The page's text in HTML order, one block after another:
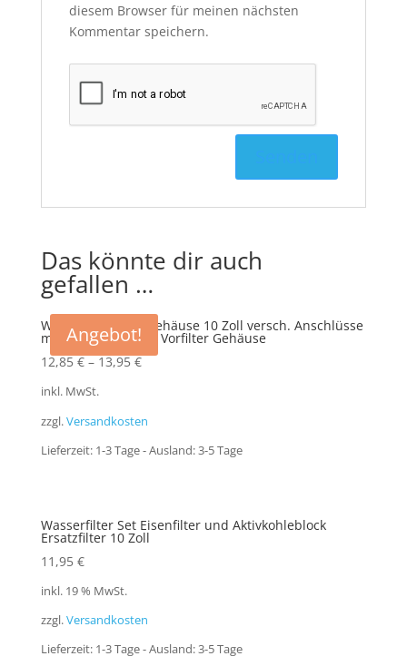
diesem Browser für meinen nächsten
Kommentar speichern.
Das könnte dir auch
gefallen …
Angebot!
Wasserfilter Filtergehäuse 10 Zoll versch. Anschlüsse
mit Wandhalter als Vorfilter Gehäuse
12,85€–13,95€
inkl. MwSt.
zzgl.Versandkosten
Lieferzeit: 1-3 Tage - Ausland: 3-5 Tage
Wasserfilter Set Eisenfilter und Aktivkohleblock
Ersatzfilter 10 Zoll
11,95 €
inkl. 19 % MwSt.
zzgl.Versandkosten
Lieferzeit: 1-3 Tage - Ausland: 3-5 Tage